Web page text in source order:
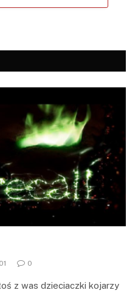
0
z was dzieciaczki kojarzy